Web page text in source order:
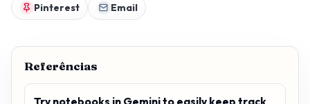
Pinterest
Email
Referências
Try notebooks in Gemini to easily keep track